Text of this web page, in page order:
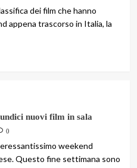
dei film che hanno
appena trascorso in Italia, la
nuovi film in sala
0
weekend
Questo fine settimana sono